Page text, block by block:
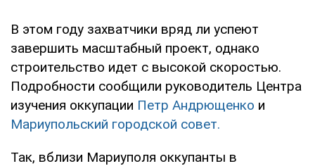
В этом году захватчики вряд ли успеют
завершить масштабный проект, однако
строительство идет с высокой скоростью.
Подробности сообщили руководитель Центра
изучения оккупации Петр Андрющенко и
Мариупольский городской совет.
Так, вблизи Мариуполя оккупанты в